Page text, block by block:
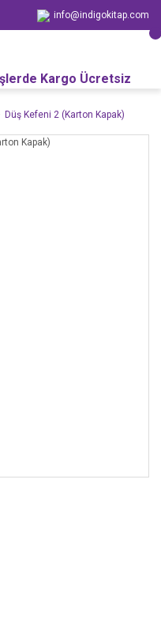
info@indigokitap.com
Kargo Ücretsiz
Düş Kefeni 2 (Karton Kapak)